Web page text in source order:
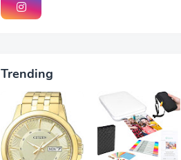
Trending